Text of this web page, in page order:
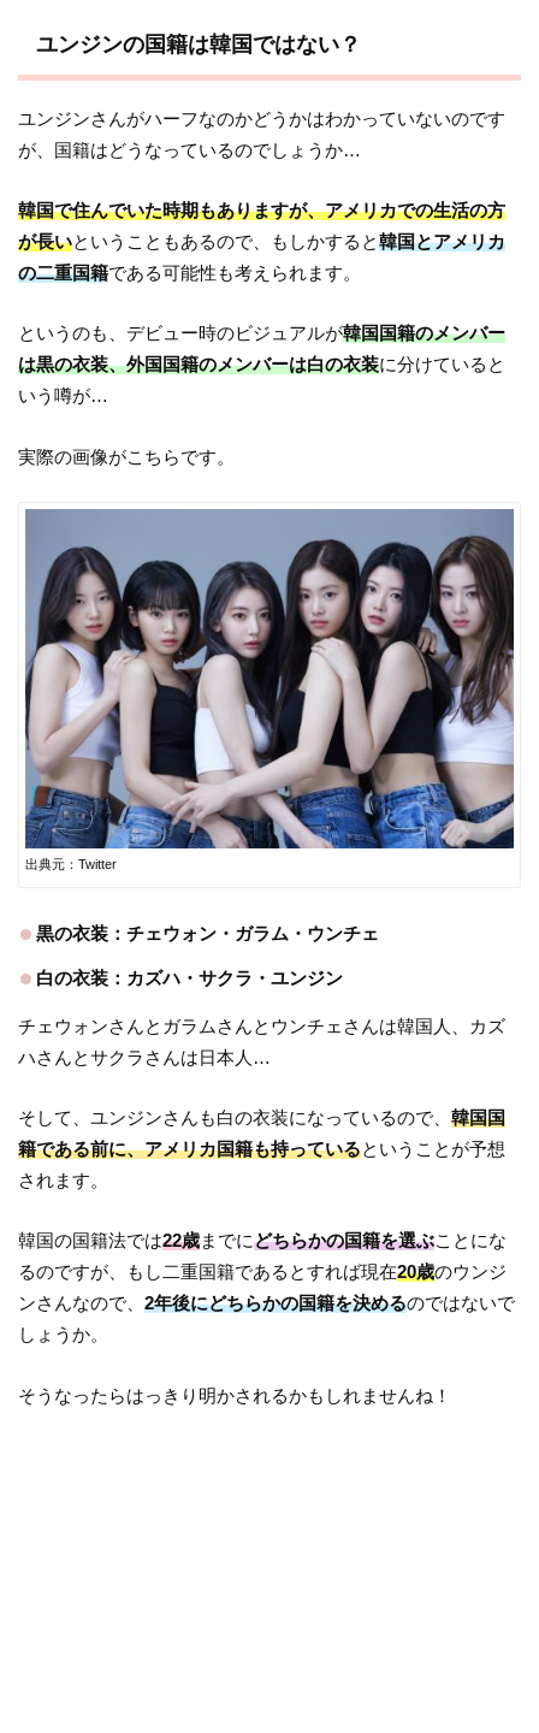
ユンジンの国籍は韓国ではない？
ユンジンさんがハーフなのかどうかはわかっていないのです
が、国籍はどうなっているのでしょうか…
韓国で住んでいた時期もありますが、アメリカでの生活の方
が長いということもあるので、もしかすると韓国とアメリカ
の二重国籍である可能性も考えられます。
というのも、デビュー時のビジュアルが韓国国籍のメンバー
は黒の衣装、外国国籍のメンバーは白の衣装に分けていると
いう噂が…
実際の画像がこちらです。
出典元：Twitter
黒の衣装：チェウォン・ガラム・ウンチェ
白の衣装：カズハ・サクラ・ユンジン
チェウォンさんとガラムさんとウンチェさんは韓国人、カズ
ハさんとサクラさんは日本人…
そして、ユンジンさんも白の衣装になっているので、韓国国
籍である前に、アメリカ国籍も持っているということが予想
されます。
韓国の国籍法では22歳までにどちらかの国籍を選ぶことにな
るのですが、もし二重国籍であるとすれば現在20歳のウンジ
ンさんなので、2年後にどちらかの国籍を決めるのではないで
しょうか。
そうなったらはっきり明かされるかもしれませんね！